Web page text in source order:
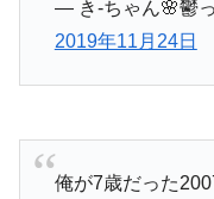
— き-ちゃん🌸鬱
2019年11月24日
俺が7歳だった